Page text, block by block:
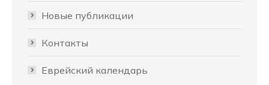
Новые публикации
Контакты
Еврейский календарь